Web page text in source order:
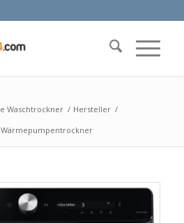
Waschtrockner / Hersteller /
Wärmepumpentrockner